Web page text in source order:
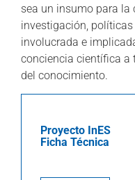
sea un insumo para
investigación,
involucrada e
conciencia científica a
del conocimiento.
Proyecto InES
Ficha Técnica